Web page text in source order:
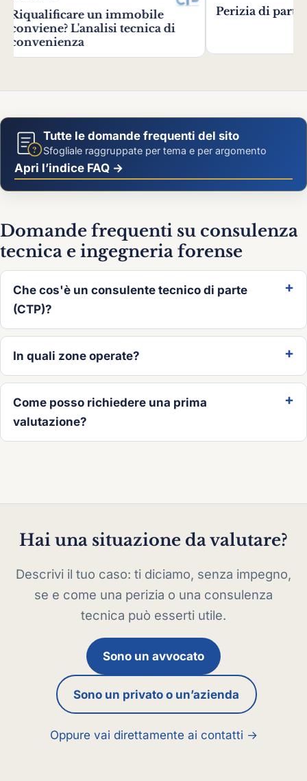
immobile
tecnica di
Perizia di parte: le sentenze
?
Tutte le domande frequenti del sito
Sfogliale raggruppate per tema e per argomento
Apri l’indice FAQ →
Domande frequenti su consulenza
tecnica e ingegneria forense
Che cos'è un consulente tecnico di parte
(CTP)?
In quali zone operate?
Come posso richiedere una prima
valutazione?
Hai una situazione da valutare?
Descrivi il tuo caso: ti diciamo, senza impegno,
se e come una perizia o una consulenza
tecnica può esserti utile.
Sono un avvocato
Sono un privato o un’azienda
Oppure vai direttamente ai contatti →